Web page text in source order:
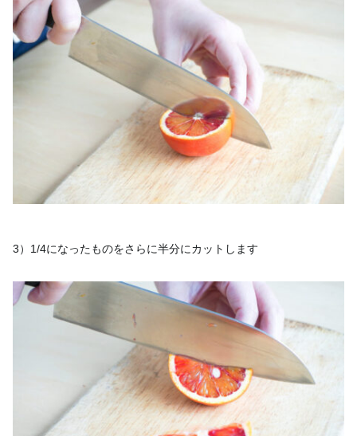
3）1/4になったものをさらに半分にカットします